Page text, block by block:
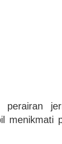
perairan
menikmati